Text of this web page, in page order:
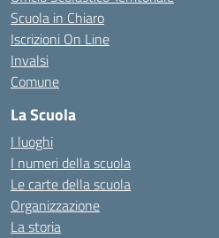
Scuola in Chiaro
Iscrizioni On Line
Invalsi
Comune
La Scuola
I luoghi
I numeri della scuola
Le carte della scuola
Organizzazione
La storia